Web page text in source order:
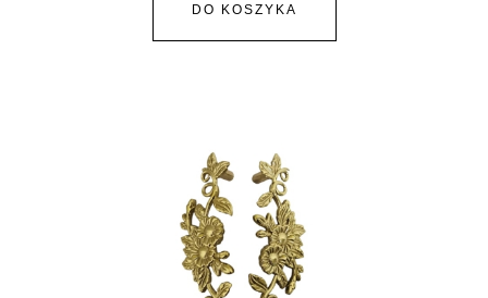
DO KOSZYKA